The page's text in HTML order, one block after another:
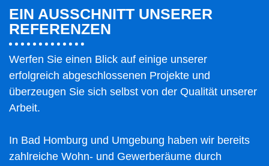
EIN AUSSCHNITT UNSERER
REFERENZEN
Werfen Sie einen Blick auf einige unserer
erfolgreich abgeschlossenen Projekte und
überzeugen Sie sich selbst von der Qualität unserer
Arbeit.
In Bad Homburg und Umgebung haben wir bereits
zahlreiche Wohn- und Gewerberäume durch